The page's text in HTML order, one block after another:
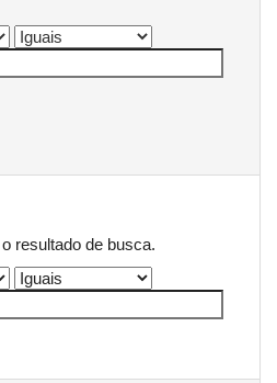
resultado de busca.